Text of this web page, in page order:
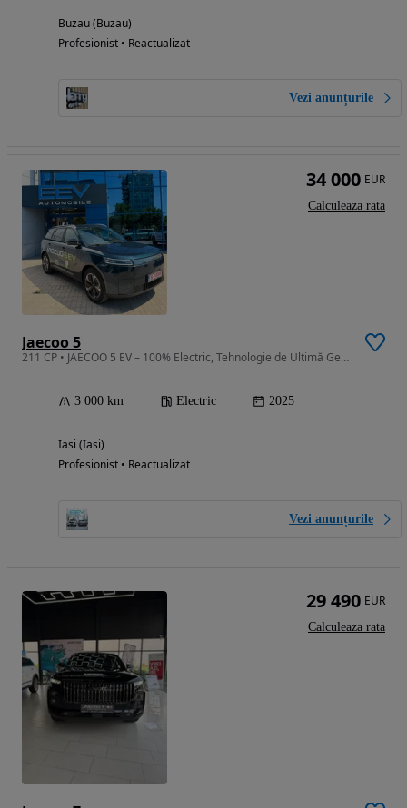
Buzau (Buzau)
Profesionist • Reactualizat
Vezi anunțurile
Jaecoo 5
211 CP • JAECOO 5 EV – 100% Electric, Tehnologie de Ultimă Generație și Design
3 000 km Electric 2025
Iasi (Iasi)
Profesionist • Reactualizat
Vezi anunțurile
34 000 EUR
Calculeaza rata
29 490 EUR
Calculeaza rata